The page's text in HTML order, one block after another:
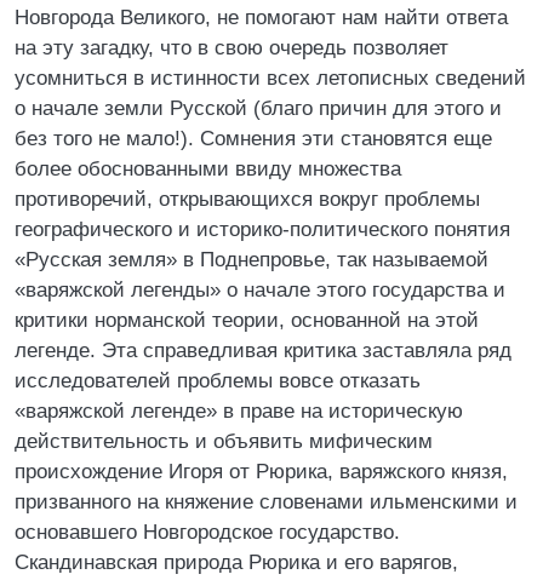
Новгорода Великого, не помогают нам найти ответа
на эту загадку, что в свою очередь позволяет
усомниться в истинности всех летописных сведений
о начале земли Русской (благо причин для этого и
без того не мало!). Сомнения эти становятся еще
более обоснованными ввиду множества
противоречий, открывающихся вокруг проблемы
географического и историко-политического понятия
«Русская земля» в Поднепровье, так называемой
«варяжской легенды» о начале этого государства и
критики норманской теории, основанной на этой
легенде. Эта справедливая критика заставляла ряд
исследователей проблемы вовсе отказать
«варяжской легенде» в праве на историческую
действительность и объявить мифическим
происхождение Игоря от Рюрика, варяжского князя,
призванного на княжение словенами ильменскими и
основавшего Новгородское государство.
Скандинавская природа Рюрика и его варягов,